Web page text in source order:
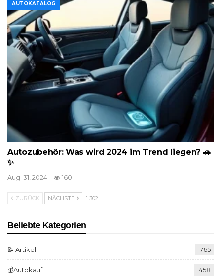
AUTOKATALOG
Autozubehör: Was wird 2024 im Trend liegen? 🚗
✨
Aug. 31, 2024 160
ZURÜCK NÄCHSTE 1 302
Beliebte Kategorien
📝 Artikel 1765
💰Autokauf 1458